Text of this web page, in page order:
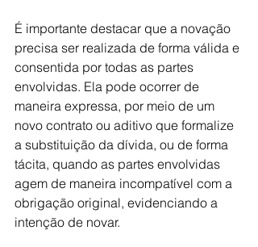
É importante destacar que a novação
precisa ser realizada de forma válida e
consentida por todas as partes
envolvidas. Ela pode ocorrer de
maneira expressa, por meio de um
novo contrato ou aditivo que formalize
a substituição da dívida, ou de forma
tácita, quando as partes envolvidas
agem de maneira incompatível com a
obrigação original, evidenciando a
intenção de novar.